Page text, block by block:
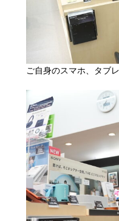
ご自身のスマホ、タブ